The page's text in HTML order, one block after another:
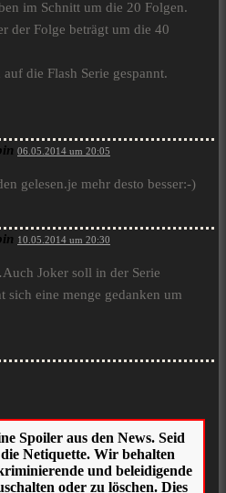
im Schnitt um die 20 Folgen.
der Folge beträgt um die 40
die Flash Serie gespannt.
06.05.2014 um 20:05
gelesen.je mehr desto besser:-)
10.05.2014 um 20:30
Joker soll in der Serie
sich eine menge gedanken um